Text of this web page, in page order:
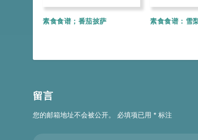
素食食谱；番茄披萨 素食食谱：雪
留言
您的邮箱地址不会被公开。 必填项已用* 标注